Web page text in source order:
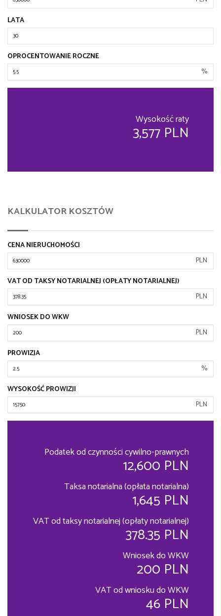
LATA
OPROCENTOWANIE ROCZNE
%
Wysokość raty
3,577 PLN
KALKULATOR KOSZTÓW
CENA NIERUCHOMOŚCI
PLN
VAT OD TAKSY NOTARIALNEJ (OPŁATY NOTARIALNEJ)
PLN
WNIOSEK DO WKW
PLN
PROWIZJA
%
WYSOKOŚĆ PROWIZJI
PLN
Podatek od czynności cywilno-prawnych
12,600 PLN
Taksa notarialna (opłata notarialna)
1,645 PLN
VAT od taksy notarialnej (opłaty notarialnej)
378.35 PLN
Wniosek do WKW
200 PLN
VAT od wniosku do WKW
46 PLN